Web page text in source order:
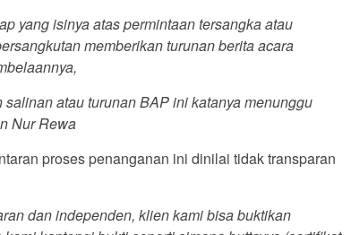
yang isinya atas permintaan tersangka atau
memberikan turunan berita acara
atau turunan BAP ini katanya menunggu
Nur Rewa
proses penanganan ini dinilai tidak transparan
dan independen, klien kami bisa buktikan